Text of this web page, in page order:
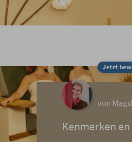
Jetzt
von
Kenmerken